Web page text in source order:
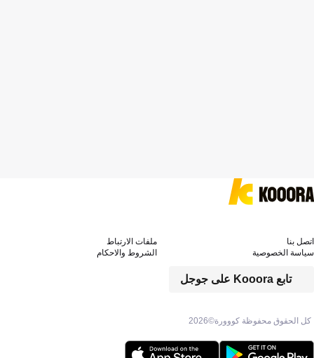
كل الحقوق محفوظة كووورة©2026
تابع Kooora على جوجل
اتصل بنا
ملفات الارتباط
سياسة الخصوصية
الشروط والاحكام